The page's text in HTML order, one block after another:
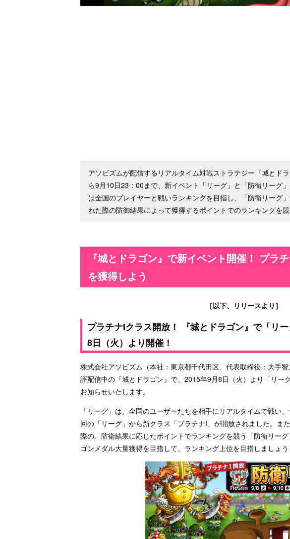
アソビズムが配信するリアルタイム対戦ストラテジー『城とド
ら9月10日23：00まで、新イベント「リーグ」と「防衛リーグ
は全国のプレイヤーと戦いランキングを目指し、「防衛リーグ
れた際の防御結果によって獲得するポイントでのランキングを競
『城とドラゴン』で新イベント開催！ プラ
を獲得しよう
［以下、リリースより］
プラチナIクラス開放！ 『城とドラゴン』で「リ
8日（火）より開催！
株式会社アソビズム（本社：東京都千代田区、代表取締役：大手
評配信中の『城とドラゴン』で、2015年9月8日（火）より「リー
お知らせいたします。
「リーグ」は、全国のユーザーたちを相手にリアルタイムで戦い
回の「リーグ」から新クラス「プラチナI」が開放されました。ま
際の、防衛結果に応じたポイントでランキングを競う「防衛リー
ゴンメダル大量獲得を目指して、ランキング上位を目指しましょう